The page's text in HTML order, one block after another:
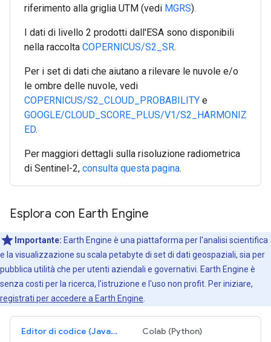
riferimento alla griglia UTM (vedi MGRS).
I dati di livello 2 prodotti dall'ESA sono disponibili
nella raccolta COPERNICUS/S2_SR.
Per i set di dati che aiutano a rilevare le nuvole e/o
le ombre delle nuvole, vedi
COPERNICUS/S2_CLOUD_PROBABILITY e
GOOGLE/CLOUD_SCORE_PLUS/V1/S2_HARMONIZ
ED.
Per maggiori dettagli sulla risoluzione radiometrica
di Sentinel-2, consulta questa pagina.
Esplora con Earth Engine
Importante: Earth Engine è una piattaforma per l'analisi scientifica
e la visualizzazione su scala petabyte di set di dati geospaziali, sia per
pubblica utilità che per utenti aziendali e governativi. Earth Engine è
senza costi per la ricerca, l'istruzione e l'uso non profit. Per iniziare,
registrati per accedere a Earth Engine
Editor di codice (JavaScript) Colab (Python)